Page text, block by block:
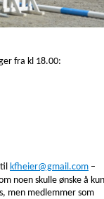
fra kl 18.00:
kfheier@gmail.com –
noen skulle ønske å kun
men medlemmer som